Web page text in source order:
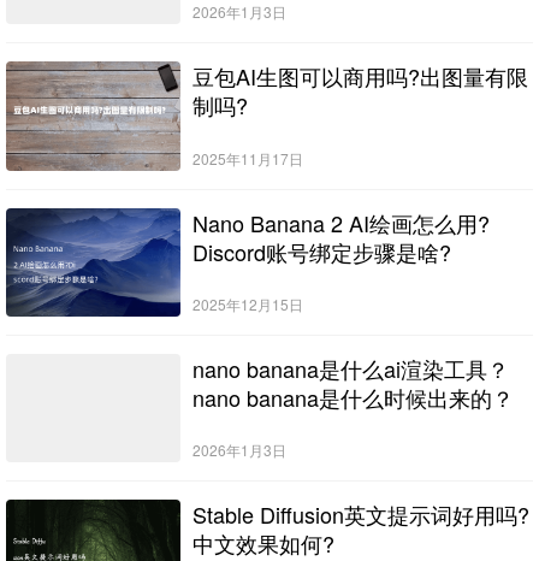
2026年1月3日
豆包AI生图可以商用吗?出图量有限
制吗?
2025年11月17日
Nano Banana 2 AI绘画怎么用?
Discord账号绑定步骤是啥?
2025年12月15日
nano banana是什么ai渲染工具？
nano banana是什么时候出来的？
2026年1月3日
Stable Diffusion英文提示词好用吗?
中文效果如何?